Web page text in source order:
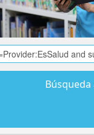
Búsqueda